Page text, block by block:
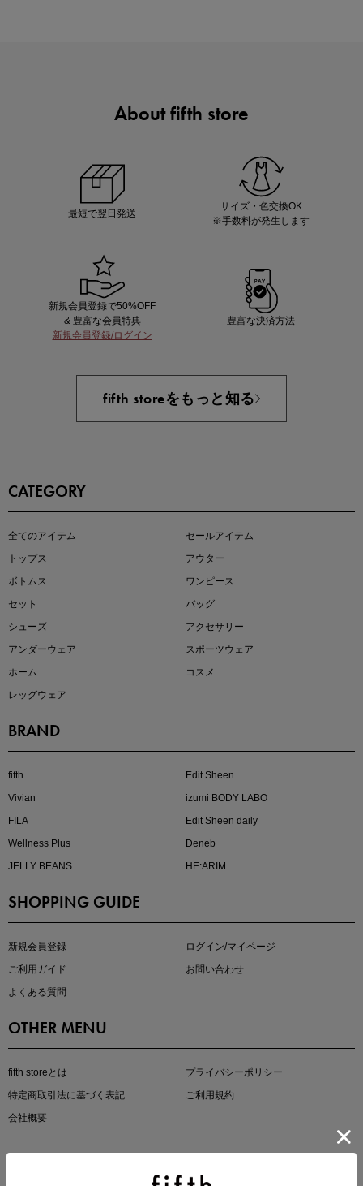
買えば買うほどお得! 最大半額クーポン
近日販売のアイテムを先見せ
真夏のオフィスカジュアル
About fifth store
最短で翌日発送
サイズ・色交換OK
※手数料が発生します
新規会員登録で50%OFF
& 豊富な会員特典
新規会員登録/ログイン
豊富な決済方法
fifth storeをもっと知る
CATEGORY
全てのアイテム
セールアイテム
トップス
アウター
ボトムス
ワンピース
セット
バッグ
シューズ
アクセサリー
アンダーウェア
スポーツウェア
ホーム
コスメ
レッグウェア
BRAND
fifth
Edit Sheen
Vivian
izumi BODY LABO
FILA
Edit Sheen daily
Wellness Plus
Deneb
JELLY BEANS
HE:ARIM
SHOPPING GUIDE
新規会員登録
ログイン/マイページ
ご利用ガイド
お問い合わせ
よくある質問
OTHER MENU
fifth storeとは
プライバシーポリシー
特定商取引法に基づく表記
ご利用規約
会社概要